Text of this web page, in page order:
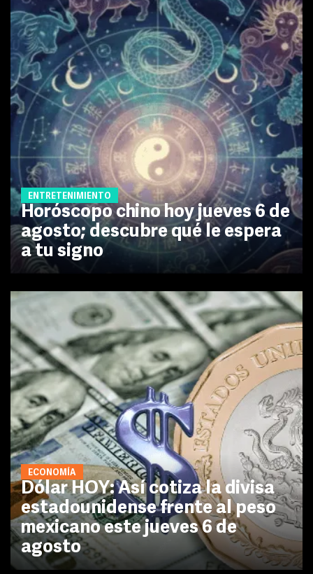
ENTRETENIMIENTO
Horóscopo chino hoy jueves 6 de
agosto; descubre qué le espera
a tu signo
ECONOMÍA
Dólar HOY: Así cotiza la divisa
estadounidense frente al peso
mexicano este jueves 6 de
agosto